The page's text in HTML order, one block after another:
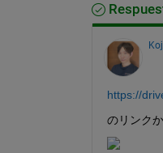
https://
のリンク